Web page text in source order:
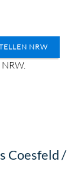
NRW
Coesfeld /